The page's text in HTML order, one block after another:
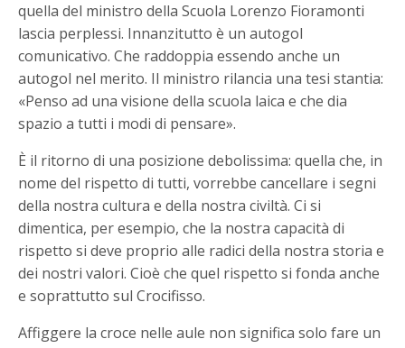
quella del ministro della Scuola Lorenzo Fioramonti
lascia perplessi. Innanzitutto è un autogol
comunicativo. Che raddoppia essendo anche un
autogol nel merito. Il ministro rilancia una tesi stantia:
«Penso ad una visione della scuola laica e che dia
spazio a tutti i modi di pensare».
È il ritorno di una posizione debolissima: quella che, in
nome del rispetto di tutti, vorrebbe cancellare i segni
della nostra cultura e della nostra civiltà. Ci si
dimentica, per esempio, che la nostra capacità di
rispetto si deve proprio alle radici della nostra storia e
dei nostri valori. Cioè che quel rispetto si fonda anche
e soprattutto sul Crocifisso.
Affiggere la croce nelle aule non significa solo fare un